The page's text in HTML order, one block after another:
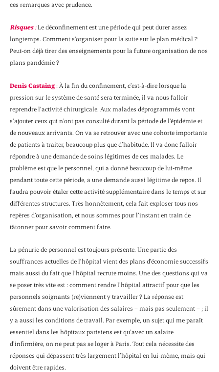
ces remarques avec prudence.
Risques:Le déconfinement est une période qui peut durer assez
longtemps. Comment s’organiser pour la suite sur le plan médical ?
Peut-on déjà tirer des enseignements pour la future organisation de nos
plans pandémie ?
Denis Castaing : À la fin du confinement, c’est-à-dire lorsque la
pression sur le système de santé sera terminée, il va nous falloir
reprendre l’activité chirurgicale. Aux malades déprogrammés vont
s’ajouter ceux qui n’ont pas consulté durant la période de l’épidémie et
de nouveaux arrivants. On va se retrouver avec une cohorte importante
de patients à traiter, beaucoup plus que d’habitude. Il va donc falloir
répondre à une demande de soins légitimes de ces malades. Le
problème est que le personnel, qui a donné beaucoup de lui-même
pendant toute cette période, a une demande aussi légitime de repos. Il
faudra pouvoir étaler cette activité supplémentaire dans le temps et sur
différentes structures. Très honnêtement, cela fait exploser tous nos
repères d’organisation, et nous sommes pour l’instant en train de
tâtonner pour savoir comment faire.
La pénurie de personnel est toujours présente. Une partie des
souffrances actuelles de l’hôpital vient des plans d’économie successifs
mais aussi du fait que l’hôpital recrute moins. Une des questions qui va
se poser très vite est : comment rendre l’hôpital attractif pour que les
personnels soignants (re)viennent y travailler ? La réponse est
sûrement dans une valorisation des salaires – mais pas seulement – ; il
y a aussi les conditions de travail. Par exemple, un sujet qui me paraît
essentiel dans les hôpitaux parisiens est qu’avec un salaire
d’infirmière, on ne peut pas se loger à Paris. Tout cela nécessite des
réponses qui dépassent très largement l’hôpital en lui-même, mais qui
doivent être rapides.